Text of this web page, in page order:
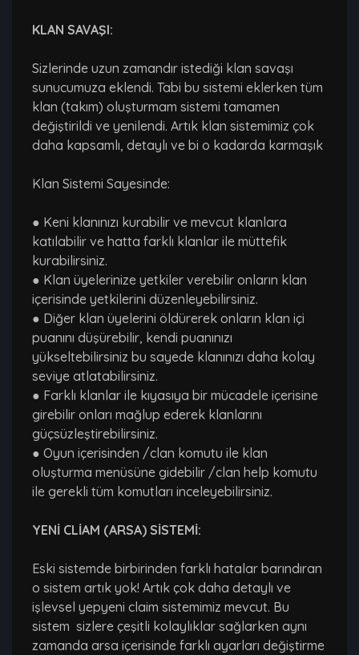
KLAN SAVAŞI:
Sizlerinde uzun zamandır istediği klan savaşı
sunucumuza eklendi. Tabi bu sistemi eklerken tüm
klan (takım) oluşturmam sistemi tamamen
değiştirildi ve yenilendi. Artık klan sistemimiz çok
daha kapsamlı, detaylı ve bi o kadarda karmaşık
Klan Sistemi Sayesinde:
● Keni klanınızı kurabilir ve mevcut klanlara
katılabilir ve hatta farklı klanlar ile müttefik
kurabilirsiniz.
● Klan üyelerinize yetkiler verebilir onların klan
içerisinde yetkilerini düzenleyebilirsiniz.
● Diğer klan üyelerini öldürerek onların klan içi
puanını düşürebilir, kendi puanınızı
yükseltebilirsiniz bu sayede klanınızı daha kolay
seviye atlatabilirsiniz.
● Farklı klanlar ile kıyasıya bir mücadele içerisine
girebilir onları mağlup ederek klanlarını
güçsüzleştirebilirsiniz.
● Oyun içerisinden /clan komutu ile klan
oluşturma menüsüne gidebilir /clan help komutu
ile gerekli tüm komutları inceleyebilirsiniz.
YENİ CLİAM (ARSA) SİSTEMİ:
Eski sistemde birbirinden farklı hatalar barındıran
o sistem artık yok! Artık çok daha detaylı ve
işlevsel yepyeni claim sistemimiz mevcut. Bu
sistem sizlere çeşitli kolaylıklar sağlarken aynı
zamanda arsa içerisinde farklı ayarları değiştirme